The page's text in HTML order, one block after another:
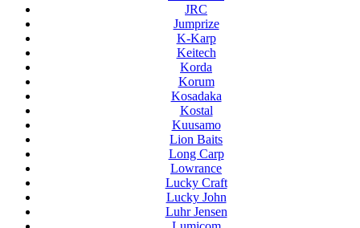
JRC
Jumprize
K-Karp
Keitech
Korda
Korum
Kosadaka
Kostal
Kuusamo
Lion Baits
Long Carp
Lowrance
Lucky Craft
Lucky John
Luhr Jensen